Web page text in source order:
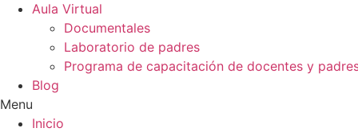
Aula Virtual
Documentales
Laboratorio de padres
Programa de capacitación de docentes y
Blog
Menu
Inicio